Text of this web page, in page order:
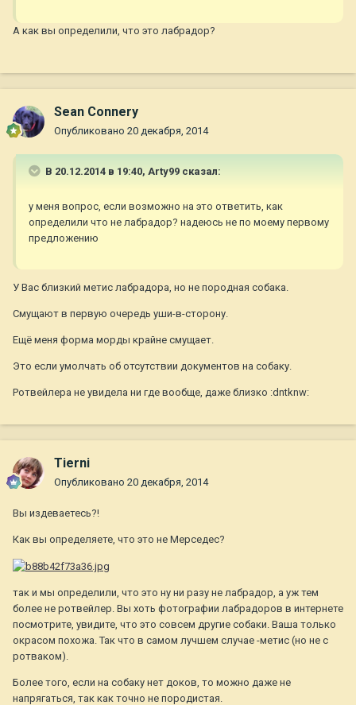
А как вы определили, что это лабрадор?
Sean Connery
Опубликовано 20 декабря, 2014
В 20.12.2014 в 19:40, Arty99 сказал:
у меня вопрос, если возможно на это ответить, как
определили что не лабрадор? надеюсь не по моему первому
предложению
У Вас близкий метис лабрадора, но не породная собака.
Смущают в первую очередь уши-в-сторону.
Ещё меня форма морды крайне смущает.
Это если умолчать об отсутствии документов на собаку.
Ротвейлера не увидела ни где вообще, даже близко :dntknw:
Tierni
Опубликовано 20 декабря, 2014
Вы издеваетесь?!
Как вы определяете, что это не Мерседес?
так и мы определили, что это ну ни разу не лабрадор, а уж тем
более не ротвейлер. Вы хоть фотографии лабрадоров в интернете
посмотрите, увидите, что это совсем другие собаки. Ваша только
окрасом похожа. Так что в самом лучшем случае -метис (но не с
ротваком).
Более того, если на собаку нет доков, то можно даже не
напрягаться, так как точно не породистая.